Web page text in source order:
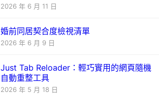
2026 年 6 月 11 日
婚前同居契合度檢視清單
2026 年 6 月 9 日
Just Tab Reloader：輕巧實用的網頁隨機
自動重整工具
2026 年 5 月 18 日